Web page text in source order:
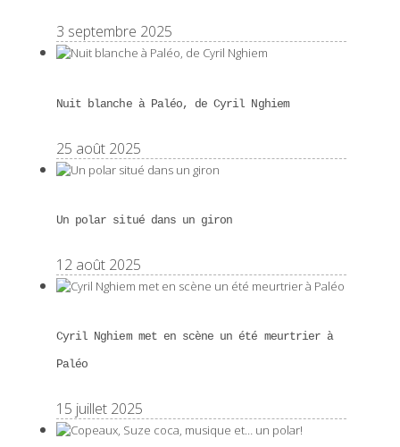
3 septembre 2025
Nuit blanche à Paléo, de Cyril Nghiem
25 août 2025
Un polar situé dans un giron
12 août 2025
Cyril Nghiem met en scène un été meurtrier à
Paléo
15 juillet 2025